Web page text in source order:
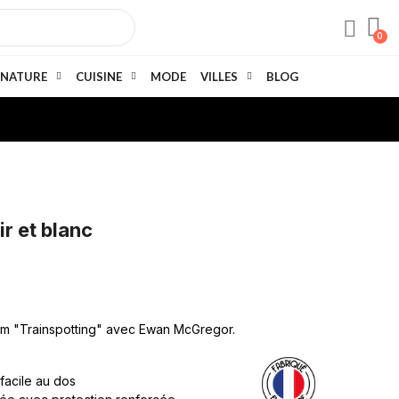
NATURE CUISINE MODE VILLES BLOG
et blanc
"Trainspotting" avec Ewan McGregor.
au dos